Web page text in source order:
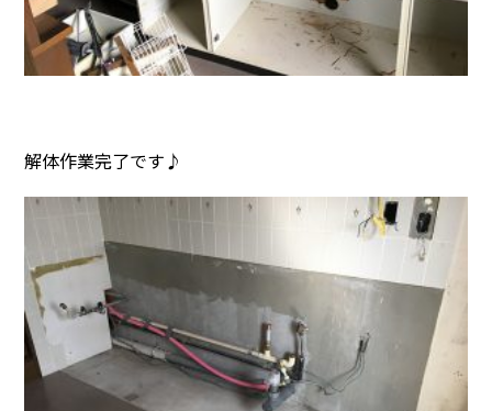
解体作業完了です♪